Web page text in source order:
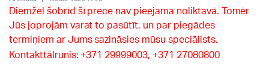
Diemžēl šobrīd šī prece nav pieejama noliktavā. Tomēr
Jūs joprojām varat to pasūtīt, un par piegādes
termiņiem ar Jums sazināsies mūsu speciālists.
Kontakttālrunis: +371 29999003, +371 27080800